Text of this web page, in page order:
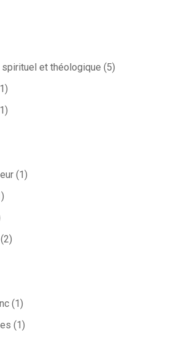
et théologique (5)
(1)
(2)
(1)
(1)